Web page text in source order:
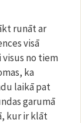
runāt ar
visā
visus no tiem
ka
laikā pat
garumā
kur ir klāt